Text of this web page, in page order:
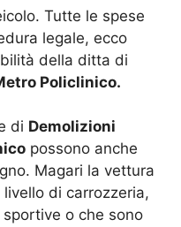
Tutte le spese
legale, ecco
della ditta di
Policlinico.
di Demolizioni
possono anche
Magari la vettura
di carrozzeria,
o che sono